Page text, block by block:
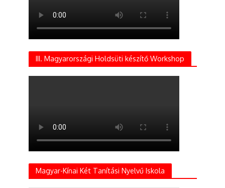
III. Magyarországi Holdsüti készítő Workshop
Magyar-Kínai Két Tanítási Nyelvű Iskola